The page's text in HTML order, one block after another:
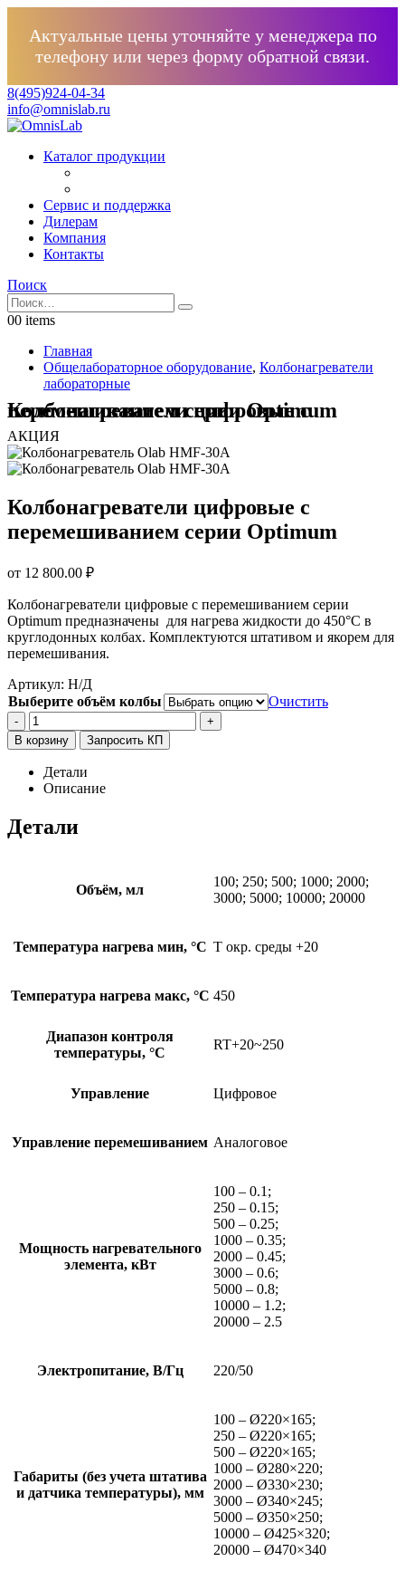
Актуальные цены уточняйте у менеджера по
телефону или через форму обратной связи.
8(495)924-04-34
info@omnislab.ru
Каталог продукции
Сервис и поддержка
Дилерам
Компания
Контакты
Поиск
00 items
Главная
Общелабораторное оборудование, Колбонагреватели
лабораторные
Колбонагреватели цифровые с перемешиванием серии Optimum
АКЦИЯ
Колбонагреватели цифровые с
перемешиванием серии Optimum
от 12 800.00 ₽
Колбонагреватели цифровые с перемешиванием серии
Optimum предназначены для нагрева жидкости до 450°С в
круглодонных колбах. Комплектуются штативом и якорем для
перемешивания.
Артикул: Н/Д
Выберите объём колбы
Очистить
-
+
В корзину
Запросить КП
Детали
Описание
Детали
Объём, мл
100; 250; 500; 1000; 2000;
3000; 5000; 10000; 20000
Температура нагрева мин, °C Т окр. среды +20
Температура нагрева макс, °C 450
Диапазон контроля
температуры, °C
RT+20~250
Управление Цифровое
Управление перемешиванием Аналоговое
Мощность нагревательного
элемента, кВт
100 – 0.1;
250 – 0.15;
500 – 0.25;
1000 – 0.35;
2000 – 0.45;
3000 – 0.6;
5000 – 0.8;
10000 – 1.2;
20000 – 2.5
Электропитание, В/Гц 220/50
Габариты (без учета штатива
и датчика температуры), мм
100 – Ø220×165;
250 – Ø220×165;
500 – Ø220×165;
1000 – Ø280×220;
2000 – Ø330×230;
3000 – Ø340×245;
5000 – Ø350×250;
10000 – Ø425×320;
20000 – Ø470×340